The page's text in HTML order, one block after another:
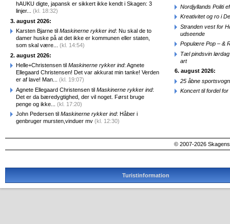
hAUKU digte, japansk er sikkert ikke kendt i Skagen: 3
linjer... (kl. 18:32)
3. august 2026:
Karsten Bjarne til Maskinerne rykker ind: Nu skal de to
damer huske på at det ikke er kommunen eller staten,
som skal være... (kl. 14:54)
2. august 2026:
Helle+Christensen til Maskinerne rykker ind: Agnete
Ellegaard Christensen! Det var akkurat min tanke! Verden
er af lave! Man... (kl. 19:07)
Agnete Ellegaard Christensen til Maskinerne rykker ind:
Det er da bæredygtighed, der vil noget. Først bruge
penge og ikke... (kl. 17:20)
John Pedersen til Maskinerne rykker ind: Håber i
genbruger mursten,vinduer mv (kl. 12:30)
Nordjyllands Politi
Kreativitet og ro i
Stranden vest for
udseende
Populære Pop – &
Tæl pindsvin
art
6. august 2026:
25 åbne
Koncert til fordel
© 2007-2026
Turistinformation